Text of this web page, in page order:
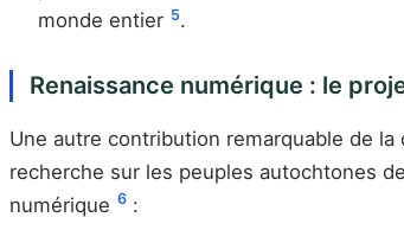
monde entier 5.
Renaissance numérique : le
Une autre contribution remarquable de
recherche sur les peuples autochtones
numérique 6 :